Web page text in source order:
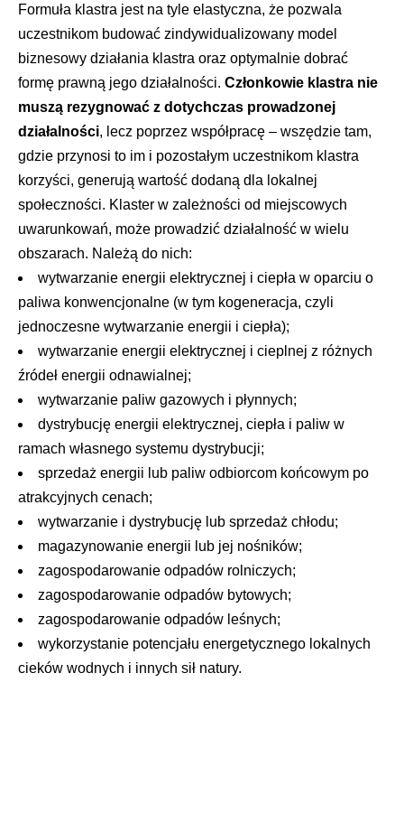
Formuła klastra jest na tyle elastyczna, że pozwala
uczestnikom budować zindywidualizowany model
biznesowy działania klastra oraz optymalnie dobrać
formę prawną jego działalności. Członkowie klastra nie
muszą rezygnować z dotychczas prowadzonej
działalności, lecz poprzez współpracę – wszędzie tam,
gdzie przynosi to im i pozostałym uczestnikom klastra
korzyści, generują wartość dodaną dla lokalnej
społeczności. Klaster w zależności od miejscowych
uwarunkowań, może prowadzić działalność w wielu
obszarach. Należą do nich:
wytwarzanie energii elektrycznej i ciepła w oparciu o
paliwa konwencjonalne (w tym kogeneracja, czyli
jednoczesne wytwarzanie energii i ciepła);
wytwarzanie energii elektrycznej i cieplnej z różnych
źródeł energii odnawialnej;
wytwarzanie paliw gazowych i płynnych;
dystrybucję energii elektrycznej, ciepła i paliw w
ramach własnego systemu dystrybucji;
sprzedaż energii lub paliw odbiorcom końcowym po
atrakcyjnych cenach;
wytwarzanie i dystrybucję lub sprzedaż chłodu;
magazynowanie energii lub jej nośników;
zagospodarowanie odpadów rolniczych;
zagospodarowanie odpadów bytowych;
zagospodarowanie odpadów leśnych;
wykorzystanie potencjału energetycznego lokalnych
cieków wodnych i innych sił natury.